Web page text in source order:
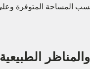
المساحة المتوفرة
الطبيعية